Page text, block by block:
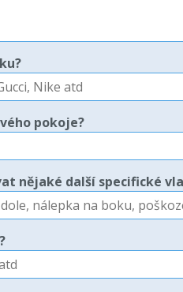
pokoje?
nějaké další specifické